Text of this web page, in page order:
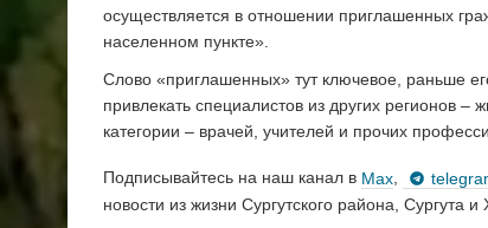
осуществляется в отношении приглашенных
населенном пункте».
Слово «приглашенных» тут ключевое, раньше
привлекать специалистов из других регионов
категории – врачей, учителей и прочих
Подписывайтесь на наш канал в Max,
новости из жизни Сургутского района, Сургута